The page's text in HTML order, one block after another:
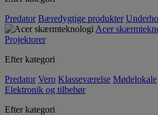
Predator Bæredygtige produkter
Acer
Projektorer
Efter kategori
Predator Vero Klasseværelse Mødelokale
Elektronik og tilbehør
Efter kategori